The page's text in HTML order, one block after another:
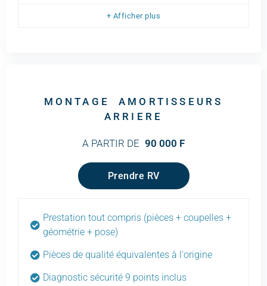
+ Afficher plus
MONTAGE AMORTISSEURS
ARRIERE
A PARTIR DE 90 000 F
Prendre RV
Prestation tout compris (pièces + coupelles +
géométrie + pose)
Pièces de qualité équivalentes à l'origine
Diagnostic sécurité 9 points inclus